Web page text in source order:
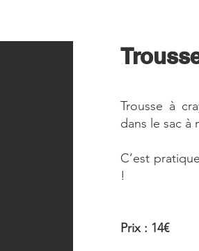
Trousse à
dans le sac à
C’est
!
Prix : 14€